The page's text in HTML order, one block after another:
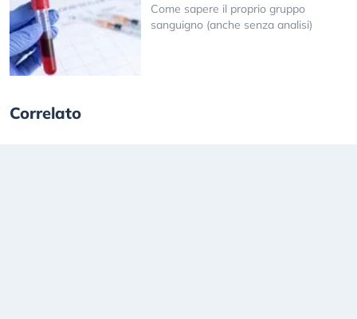
Come sapere il proprio gruppo
sanguigno (anche senza analisi)
Correlato